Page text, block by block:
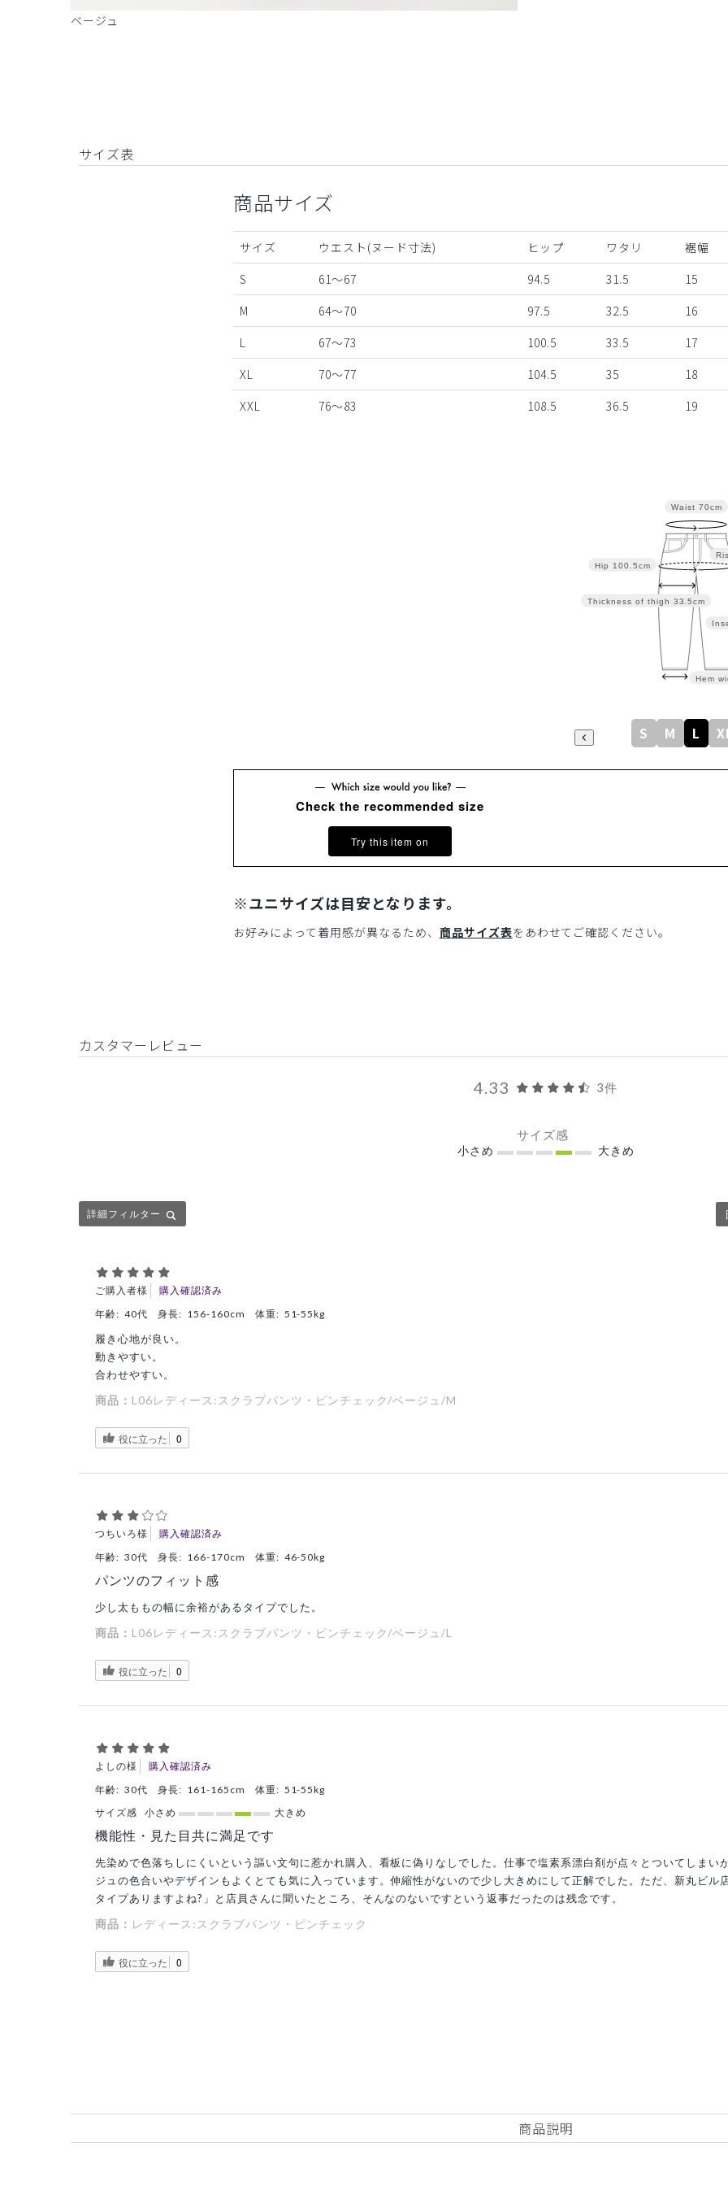
ベージュ
サイズ表
商品サイズ
サイズ ウエスト(ヌード寸法) ヒップ ワタリ 裾幅
S
61～67 94.5 31.5 15
M
64～70 97.5 32.5 16
L
67～73 100.5 33.5 17
XL
70～77 104.5 35 18
XXL
76～83 108.5 36.5 19
Hem
Thickness of thigh 33.5cm
Hip 100.5cm
Waist 70cm
S M L
Check the recommended size
Try this item on
※ユニサイズは目安となります。
お好みによって着用感が異なるため、 商品サイズ表をあわせてご確認ください。
カスタマーレビュー
4.33 3件
サイズ感
小さめ 大きめ
詳細フィルター
ご購入者様 購入確認済み
年齢: 40代 身長: 156-160cm 体重: 51-55kg
履き心地が良い。
動きやすい。
合わせやすい。
商品： L06レディース:スクラブパンツ・ピンチェック/ベージュ/M
役に立った 0
つちいろ様 購入確認済み
年齢: 30代 身長: 166-170cm 体重: 46-50kg
パンツのフィット感
少し太ももの幅に余裕があるタイプでした。
商品： L06レディース:スクラブパンツ・ピンチェック/ベージュ/L
役に立った 0
よしの様 購入確認済み
年齢: 30代 身長: 161-165cm 体重: 51-55kg
サイズ感
小さめ 大きめ
機能性・見た目共に満足です
先染めで色落ちしにくいという謳い文句に惹かれ購入、看板に偽りなしでした。仕事で塩素系漂白剤が点々とついてしまい
ジュの色合いやデザインもよくとても気に入っています。伸縮性がないので少し大きめにして正解でした。ただ、新丸ビル
タイプありますよね?」と店員さんに聞いたところ、そんなのないですという返事だったのは残念です。
商品： レディース:スクラブパンツ・ピンチェック
役に立った 0
商品説明